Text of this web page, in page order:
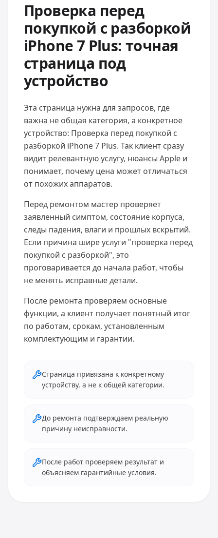
Проверка перед
покупкой с разборкой
iPhone 7 Plus: точная
страница под
устройство
Эта страница нужна для запросов, где
важна не общая категория, а конкретное
устройство: Проверка перед покупкой с
разборкой iPhone 7 Plus. Так клиент сразу
видит релевантную услугу, нюансы Apple и
понимает, почему цена может отличаться
от похожих аппаратов.
Перед ремонтом мастер проверяет
заявленный симптом, состояние корпуса,
следы падения, влаги и прошлых вскрытий.
Если причина шире услуги "проверка перед
покупкой с разборкой", это
проговаривается до начала работ, чтобы
не менять исправные детали.
После ремонта проверяем основные
функции, а клиент получает понятный итог
по работам, срокам, установленным
комплектующим и гарантии.
Страница привязана к конкретному
устройству, а не к общей категории.
До ремонта подтверждаем реальную
причину неисправности.
После работ проверяем результат и
объясняем гарантийные условия.